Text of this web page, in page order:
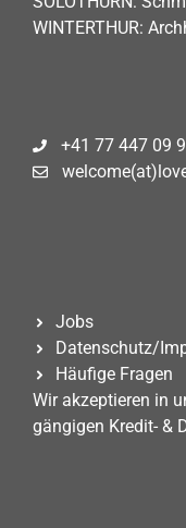
WINTERTHUR:
+41 77 447 09
Jobs
Datenschutz/
Häufige Fragen
Wir akzeptieren in
gängigen Kredit- &